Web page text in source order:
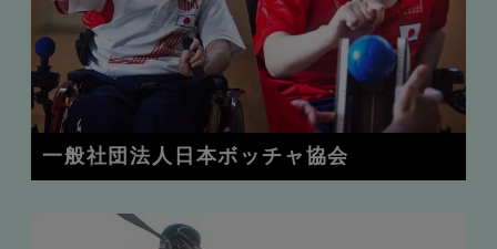
一般社団法人日本ボッチャ協会